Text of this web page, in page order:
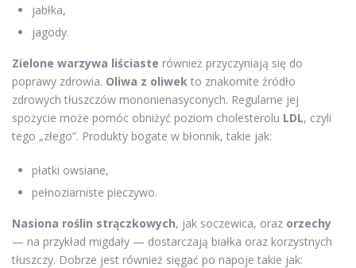
jabłka,
jagody.
Zielone warzywa liściaste również przyczyniają się do
poprawy zdrowia. Oliwa z oliwek to znakomite źródło
zdrowych tłuszczów mononienasyconych. Regularne jej
spożycie może pomóc obniżyć poziom cholesterolu LDL, czyli
tego „złego”. Produkty bogate w błonnik, takie jak:
płatki owsiane,
pełnoziarniste pieczywo.
Nasiona roślin strączkowych, jak soczewica, oraz orzechy
— na przykład migdały — dostarczają białka oraz korzystnych
tłuszczy. Dobrze jest również sięgać po napoje takie jak: